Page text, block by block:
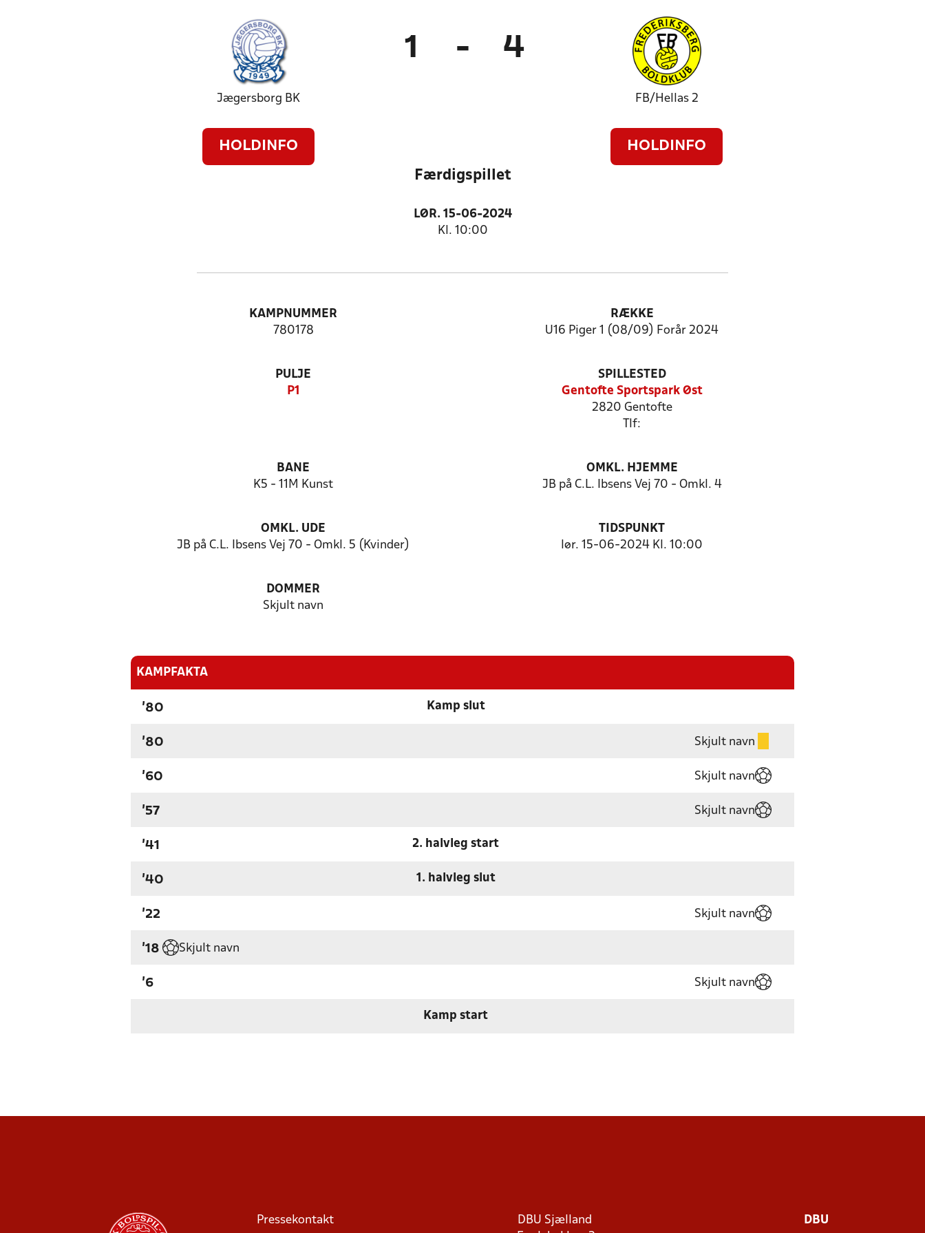
Jægersborg BK
HOLDINFO
1 - 4
FB/Hellas 2
HOLDINFO
Færdigspillet
LØR. 15-06-2024
Kl. 10:00
KAMPNUMMER
780178
RÆKKE
U16 Piger 1 (08/09) Forår 2024
PULJE
P1
SPILLESTED
Gentofte Sportspark Øst
2820 Gentofte
Tlf:
BANE
K5 - 11M Kunst
OMKL. HJEMME
JB på C.L. Ibsens Vej 70 - Omkl. 4
OMKL. UDE
JB på C.L. Ibsens Vej 70 - Omkl. 5 (Kvinder)
TIDSPUNKT
lør. 15-06-2024 Kl. 10:00
DOMMER
Skjult navn
KAMPFAKTA
'80 Kamp slut
'80 Skjult navn
'60 Skjult navn
'57 Skjult navn
'41 2. halvleg start
'40 1. halvleg slut
'22 Skjult navn
'18 Skjult navn
'6 Skjult navn
Kamp start
Pressekontakt
DBU Sjælland
DBU